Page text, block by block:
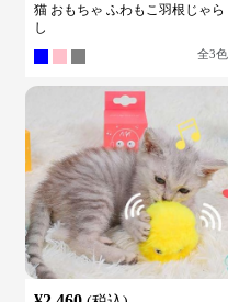
猫 おもちゃ ふわもこ羽根じゃら
し
全3色